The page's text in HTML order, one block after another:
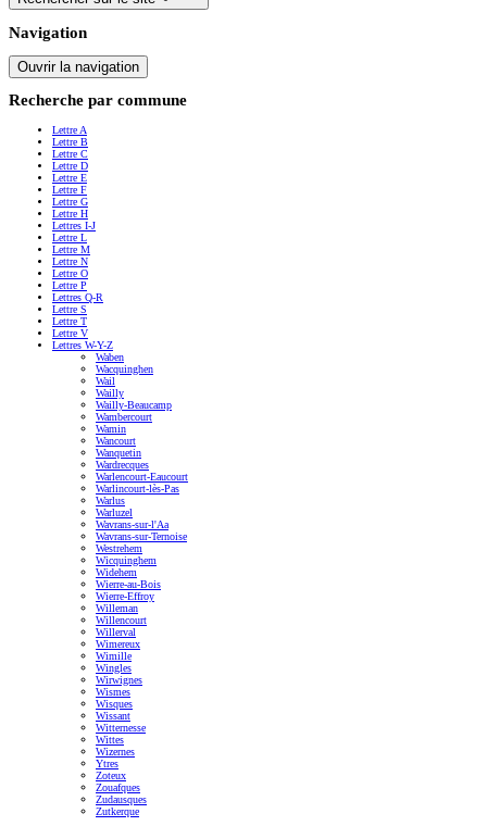
Navigation
Ouvrir la navigation
Recherche par commune
Lettre A
Lettre B
Lettre C
Lettre D
Lettre E
Lettre F
Lettre G
Lettre H
Lettres I-J
Lettre L
Lettre M
Lettre N
Lettre O
Lettre P
Lettres Q-R
Lettre S
Lettre T
Lettre V
Lettres W-Y-Z
Waben
Wacquinghen
Wail
Wailly
Wailly-Beaucamp
Wambercourt
Wamin
Wancourt
Wanquetin
Wardrecques
Warlencourt-Eaucourt
Warlincourt-lès-Pas
Warlus
Warluzel
Wavrans-sur-l'Aa
Wavrans-sur-Ternoise
Westrehem
Wicquinghem
Widehem
Wierre-au-Bois
Wierre-Effroy
Willeman
Willencourt
Willerval
Wimereux
Wimille
Wingles
Wirwignes
Wismes
Wisques
Wissant
Witternesse
Wittes
Wizernes
Ytres
Zoteux
Zouafques
Zudausques
Zutkerque